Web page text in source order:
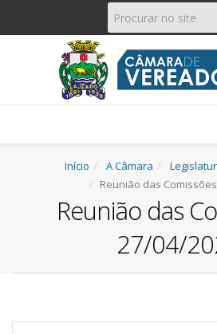
Pesquisar
Início A Câmara
Reunião das
Reunião das
27/04/